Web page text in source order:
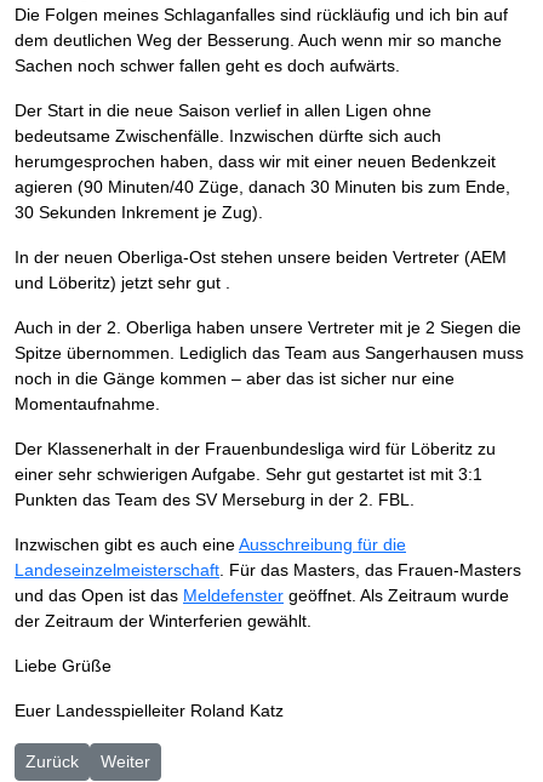
Die Folgen meines Schlaganfalles sind rückläufig und ich bin auf
dem deutlichen Weg der Besserung. Auch wenn mir so manche
Sachen noch schwer fallen geht es doch aufwärts.
Der Start in die neue Saison verlief in allen Ligen ohne
bedeutsame Zwischenfälle. Inzwischen dürfte sich auch
herumgesprochen haben, dass wir mit einer neuen Bedenkzeit
agieren (90 Minuten/40 Züge, danach 30 Minuten bis zum Ende,
30 Sekunden Inkrement je Zug).
In der neuen Oberliga-Ost stehen unsere beiden Vertreter (AEM
und Löberitz) jetzt sehr gut .
Auch in der 2. Oberliga haben unsere Vertreter mit je 2 Siegen die
Spitze übernommen. Lediglich das Team aus Sangerhausen muss
noch in die Gänge kommen – aber das ist sicher nur eine
Momentaufnahme.
Der Klassenerhalt in der Frauenbundesliga wird für Löberitz zu
einer sehr schwierigen Aufgabe. Sehr gut gestartet ist mit 3:1
Punkten das Team des SV Merseburg in der 2. FBL.
Inzwischen gibt es auch eineAusschreibung für die
Landeseinzelmeisterschaft . Für das Masters, das Frauen-Masters
und das Open ist das Meldefenster geöffnet. Als Zeitraum wurde
der Zeitraum der Winterferien gewählt.
Liebe Grüße
Euer Landesspielleiter Roland Katz
Vorheriger Beitrag: Auslosung für die Saison 2025/2026
Zurück Nächster Beitrag: Informationen des Landesspielleiters
Weiter